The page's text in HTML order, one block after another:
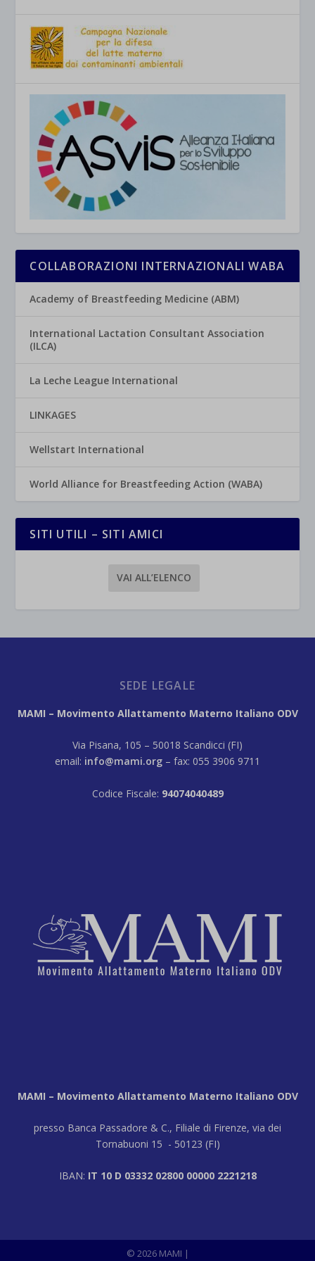
COLLABORAZIONI INTERNAZIONALI WABA
Academy of Breastfeeding Medicine (ABM)
International Lactation Consultant Association
(ILCA)
La Leche League International
LINKAGES
Wellstart International
World Alliance for Breastfeeding Action (WABA)
SITI UTILI – SITI AMICI
VAI ALL’ELENCO
SEDE LEGALE
MAMI – Movimento Allattamento Materno Italiano ODV
Via Pisana, 105 – 50018 Scandicci (FI)
email: info@mami.org – fax: 055 3906 9711
Codice Fiscale: 94074040489
MAMI – Movimento Allattamento Materno Italiano ODV
presso Banca Passadore & C., Filiale di Firenze, via dei
Tornabuoni 15 - 50123 (FI)
IBAN: IT 10 D 03332 02800 00000 2221218
© 2026 MAMI |